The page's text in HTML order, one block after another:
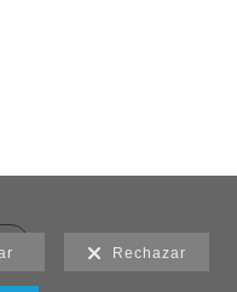
Rechazar